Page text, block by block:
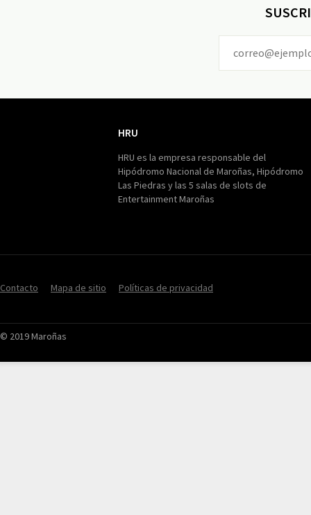
HRU
HRU es la empresa responsable del
Hipódromo Nacional de Maroñas, Hipódromo
Las Piedras y las 5 salas de slots de
Entertainment Maroñas
Contacto Mapa de sitio Políticas de privacidad
© 2019 Maroñas